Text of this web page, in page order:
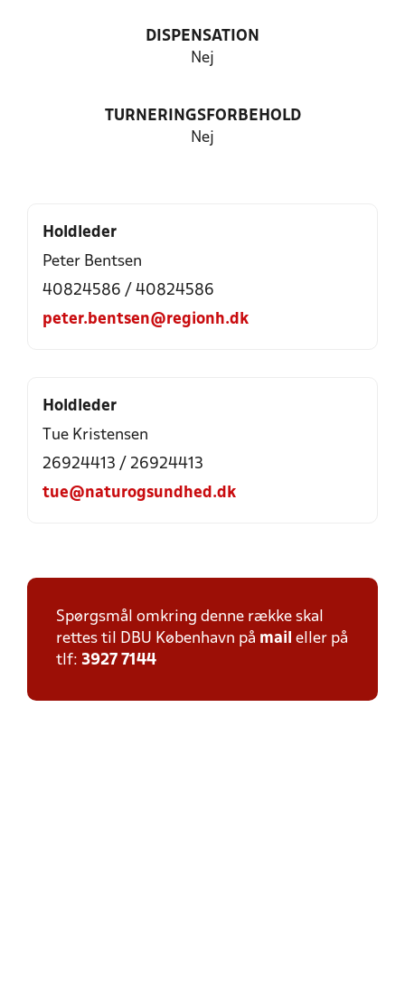
DISPENSATION
Nej
TURNERINGSFORBEHOLD
Nej
Holdleder
Peter Bentsen
40824586 / 40824586
peter.bentsen@regionh.dk
Holdleder
Tue Kristensen
26924413 / 26924413
tue@naturogsundhed.dk
Spørgsmål omkring denne række skal
rettes til DBU København på mail eller på
tlf: 3927 7144